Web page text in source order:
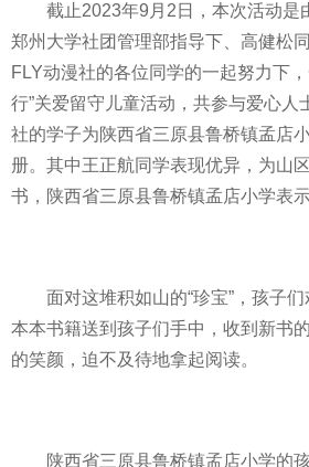
截止2023年9月2日，本次活动是
郑州大学社团管理部指导下、高健松
FLY动漫社的各位同学的一起努力下
行”关爱留守儿童活动，共参与爱心人
社的学子为陕西省三原县鲁桥镇孟店
册。其中王正航同学表现优异，为山
书，陕西省三原县鲁桥镇孟店小学表
面对这堆积如山的“珍宝”，孩子
本本书籍送到孩子们手中，收到新书
的笑颜，迫不及待地拿起阅读。
陕西省三原县鲁桥镇孟店小学的